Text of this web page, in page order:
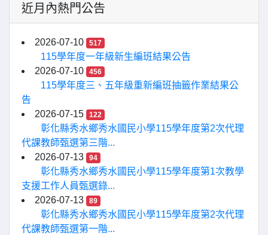
近月內熱門公告
2026-07-10 517
115學年度一年級新生編班結果公告
2026-07-10
456
115學年度三、五年級重新編班抽籤作業結果公
告
2026-07-15
122
彰化縣秀水鄉秀水國民小學115學年度第2次代理
代課教師甄選第三階...
2026-07-13
94
彰化縣秀水鄉秀水國民小學115學年度第1次教學
支援工作人員甄選錄...
2026-07-13
89
彰化縣秀水鄉秀水國民小學115學年度第2次代理
代課教師甄選第一階...